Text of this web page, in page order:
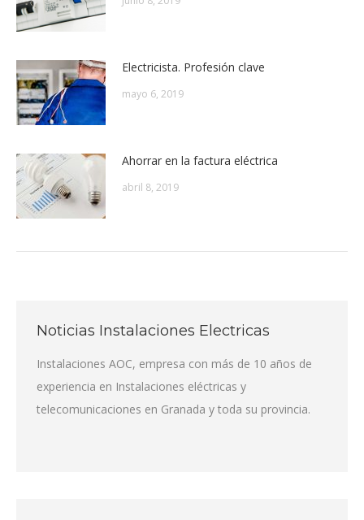
Electricista. Profesión clave
mayo 6, 2019
Ahorrar en la factura eléctrica
abril 8, 2019
Noticias Instalaciones Electricas
Instalaciones AOC, empresa con más de 10 años de
experiencia en Instalaciones eléctricas y
telecomunicaciones en Granada y toda su provincia.